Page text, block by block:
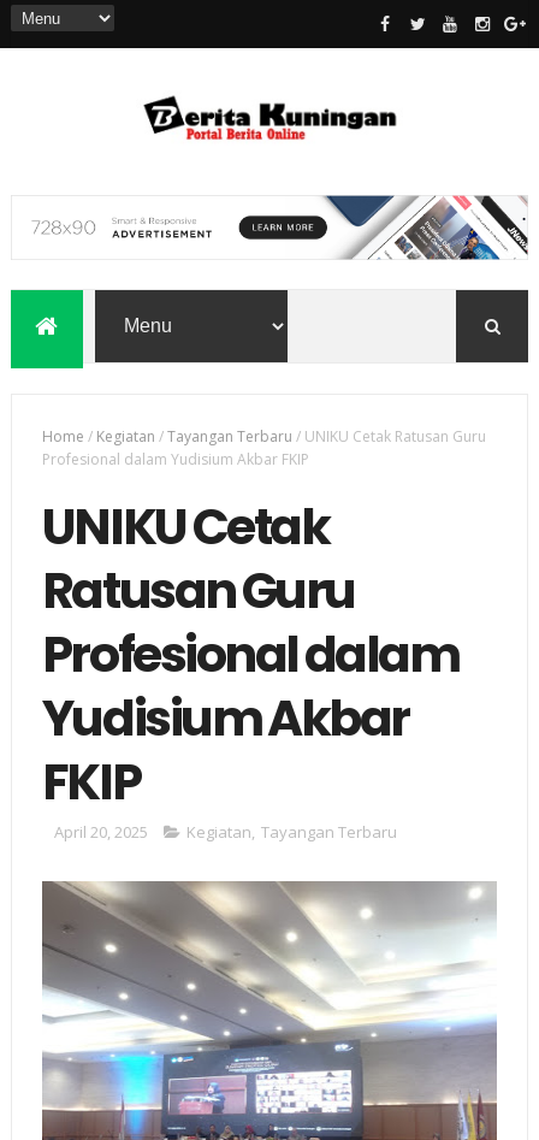
Home / Kegiatan /Tayangan Terbaru / UNIKU Cetak Ratusan Guru
Profesional dalam Yudisium Akbar FKIP
UNIKU Cetak
Ratusan Guru
Profesional dalam
Yudisium Akbar
FKIP
April 20, 2025 Kegiatan Tayangan Terbaru